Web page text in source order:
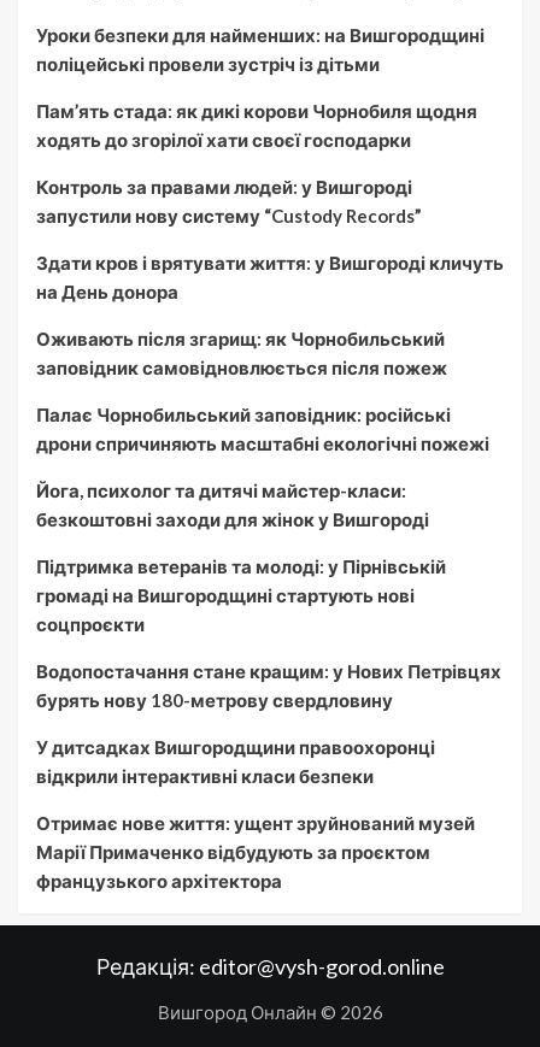
Уроки безпеки для найменших: на Вишгородщині
поліцейські провели зустріч із дітьми
Пам’ять стада: як дикі корови Чорнобиля щодня
ходять до згорілої хати своєї господарки
Контроль за правами людей: у Вишгороді
запустили нову систему “Custody Records”
Здати кров і врятувати життя: у Вишгороді кличуть
на День донора
Оживають після згарищ: як Чорнобильський
заповідник самовідновлюється після пожеж
Палає Чорнобильський заповідник: російські
дрони спричиняють масштабні екологічні пожежі
Йога, психолог та дитячі майстер-класи:
безкоштовні заходи для жінок у Вишгороді
Підтримка ветеранів та молоді: у Пірнівській
громаді на Вишгородщині стартують нові
соцпроєкти
Водопостачання стане кращим: у Нових Петрівцях
бурять нову 180-метрову свердловину
У дитсадках Вишгородщини правоохоронці
відкрили інтерактивні класи безпеки
Отримає нове життя: ущент зруйнований музей
Марії Примаченко відбудують за проєктом
французького архітектора
Редакція: editor@vysh-gorod.online
Вишгород Онлайн © 2026